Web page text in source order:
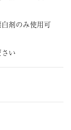
剤のみ使用可
い